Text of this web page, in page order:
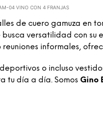
04 VINO CON 4 FRANJAS
de cuero gamuza en
versatilidad con su
informales,
o incluso
tu día a día. Somos Gino